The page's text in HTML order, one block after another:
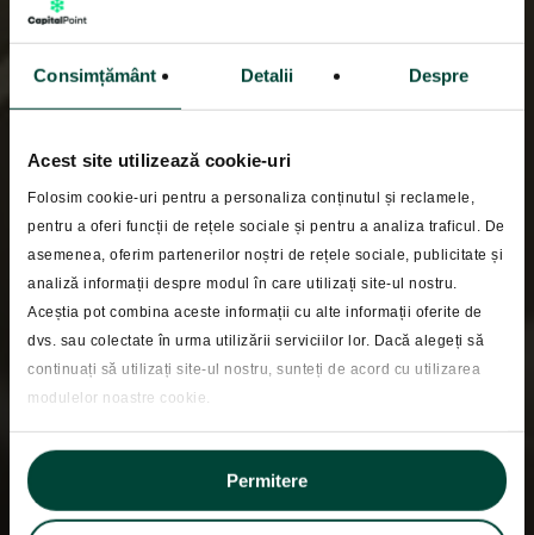
Consimțământ Detalii Despre
Acest site utilizează cookie-uri
Folosim cookie-uri pentru a personaliza conținutul și reclamele,
pentru a oferi funcții de rețele sociale și pentru a analiza traficul. De
asemenea, oferim partenerilor noștri de rețele sociale, publicitate și
analiză informații despre modul în care utilizați site-ul nostru.
Aceștia pot combina aceste informații cu alte informații oferite de
dvs. sau colectate în urma utilizării serviciilor lor. Dacă alegeți să
continuați să utilizați site-ul nostru, sunteți de acord cu utilizarea
modulelor noastre cookie.
Permitere
Mituri despre investitii
Randamentul
investitorului și
performanța fondului
nu sunt sinonime